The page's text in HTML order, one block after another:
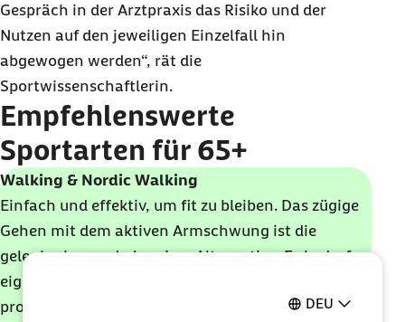
DEU
Gespräch in der Arztpraxis das Risiko und der
Nutzen auf den jeweiligen Einzelfall hin
abgewogen werden“, rät die
Sportwissenschaftlerin.
Empfehlenswerte
Sportarten für 65+
Walking & Nordic Walking
Einfach und effektiv, um fit zu bleiben. Das zügige
Gehen mit dem aktiven Armschwung ist die
gelenkschonende Jogging-Alternative. Es bedarf
eigentlich nur ein paar geeigneter Schuhe. Kann
problemlos in den Alltag integriert werden. Bei der